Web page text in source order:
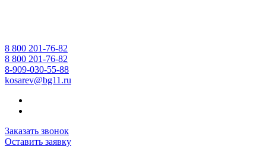
8 800 201-76-82
8 800 201-76-82
8-909-030-55-88
kosarev@bg11.ru
Заказать звонок
Оставить заявку